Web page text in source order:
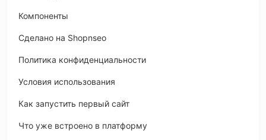
Компоненты
Сделано на Shopnseo
Политика конфиденциальности
Условия использования
Как запустить первый сайт
Что уже встроено в платформу